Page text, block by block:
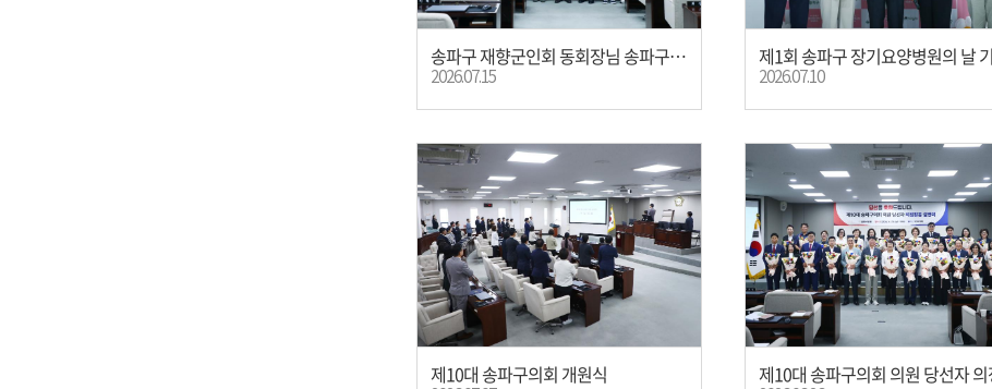
송파구 재향군인회 동회장님 송파구의회 방문
2026.07.15 2026.07.10
제10대 송파구의회 개원식